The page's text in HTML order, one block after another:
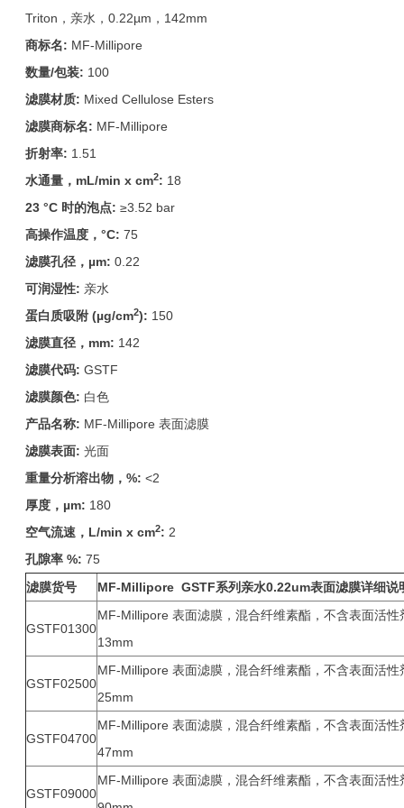
Triton，亲水，0.22µm，142mm
商标名: MF-Millipore
数量/包装: 100
滤膜材质: Mixed Cellulose Esters
滤膜商标名: MF-Millipore
折射率: 1.51
水通量，mL/min x cm2: 18
23 °C 时的泡点: ≥3.52 bar
高操作温度，°C: 75
滤膜孔径，µm: 0.22
可润湿性: 亲水
蛋白质吸附 (µg/cm2): 150
滤膜直径，mm: 142
滤膜代码: GSTF
滤膜颜色: 白色
产品名称: MF-Millipore 表面滤膜
滤膜表面: 光面
重量分析溶出物，%: <2
厚度，µm: 180
空气流速，L/min x cm2: 2
孔隙率 %: 75
滤膜货号
MF-Millipore GSTF系列亲水0.22um表面滤膜详细说
GSTF01300
MF-Millipore 表面滤膜，混合纤维素酯，不含表面活
13mm
GSTF02500
MF-Millipore 表面滤膜，混合纤维素酯，不含表面活
25mm
GSTF04700
MF-Millipore 表面滤膜，混合纤维素酯，不含表面活
47mm
GSTF09000
MF-Millipore 表面滤膜，混合纤维素酯，不含表面活